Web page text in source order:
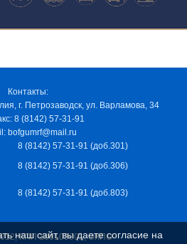
Контакты:
г. Петрозаводск, ул. Варламова, 34
8 (8142) 57-31-91
bofgumrf@mail.ru
8 (8142) 57-31-91 (доб.301)
8 (8142) 57-31-91 (доб.306)
8 (8142) 57-31-91 (доб.803)
КПП 100103001, ОКПО
наш сайт, вы даете согласие на